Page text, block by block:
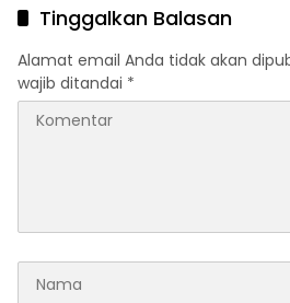
Tinggalkan Balasan
Alamat email Anda tidak akan
wajib ditandai *